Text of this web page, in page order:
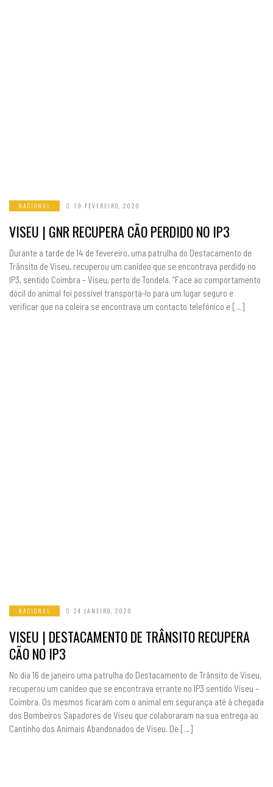
NACIONAL 19 FEVEREIRO, 2020
VISEU | GNR RECUPERA CÃO PERDIDO NO IP3
Durante a tarde de 14 de fevereiro, uma patrulha do Destacamento de
Trânsito de Viseu, recuperou um canídeo que se encontrava perdido no
IP3, sentido Coimbra – Viseu, perto de Tondela. “Face ao comportamento
dócil do animal foi possível transportá-lo para um lugar seguro e
verificar que na coleira se encontrava um contacto telefónico e […]
NACIONAL 24 JANEIRO, 2020
VISEU | DESTACAMENTO DE TRÂNSITO RECUPERA
CÃO NO IP3
No dia 16 de janeiro uma patrulha do Destacamento de Trânsito de Viseu,
recuperou um canídeo que se encontrava errante no IP3 sentido Viseu –
Coimbra. Os mesmos ficaram com o animal em segurança até à chegada
dos Bombeiros Sapadores de Viseu que colaboraram na sua entrega ao
Cantinho dos Animais Abandonados de Viseu. De […]